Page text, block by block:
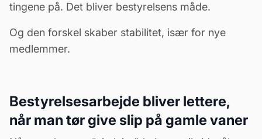
tingene på. Det bliver bestyrelsens måde.
Og den forskel skaber stabilitet, især for nye
medlemmer.
Bestyrelsesarbejde bliver lettere,
når man tør give slip på gamle vaner